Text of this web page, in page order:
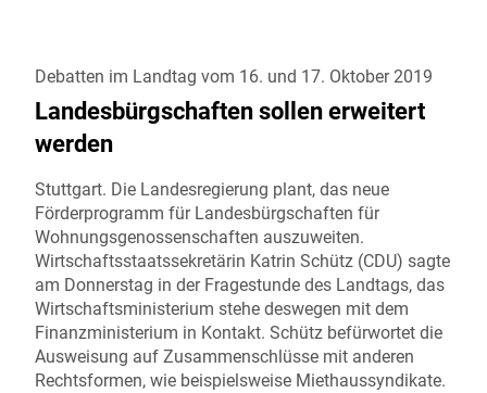
Debatten im Landtag vom 16. und 17. Oktober 2019
Landesbürgschaften sollen erweitert
werden
Stuttgart. Die Landesregierung plant, das neue
Förderprogramm für Landesbürgschaften für
Wohnungsgenossenschaften auszuweiten.
Wirtschaftsstaatssekretärin Katrin Schütz (CDU) sagte
am Donnerstag in der Fragestunde des Landtags, das
Wirtschaftsministerium stehe deswegen mit dem
Finanzministerium in Kontakt. Schütz befürwortet die
Ausweisung auf Zusammenschlüsse mit anderen
Rechtsformen, wie beispielsweise Miethaussyndikate.